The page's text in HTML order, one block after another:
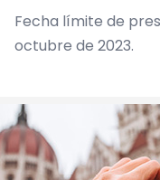
Fecha límite de
octubre de 2023.